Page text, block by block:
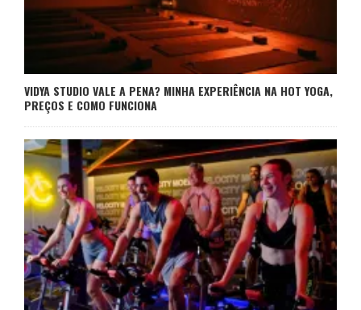
VIDYA STUDIO VALE A PENA? MINHA EXPERIÊNCIA NA HOT YOGA,
PREÇOS E COMO FUNCIONA